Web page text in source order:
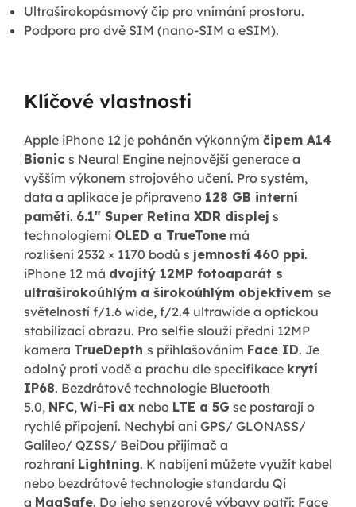
Ultraširokopásmový čip pro vnímání prostoru.
Podpora pro dvě SIM (nano-SIM a eSIM).
Klíčové vlastnosti
Apple iPhone 12 je poháněn výkonným čipem A14
Bionic s Neural Engine nejnovější generace a
vyšším výkonem strojového učení. Pro systém,
data a aplikace je připraveno 128 GB interní
paměti. 6.1" Super Retina XDR displej s
technologiemi OLED a TrueTone má
rozlišení 2532 × 1170 bodů s jemností 460 ppi.
iPhone 12 má dvojitý 12MP fotoaparát s
ultraširokoúhlým a širokoúhlým objektivem se
světelností f/1.6 wide, f/2.4 ultrawide a optickou
stabilizací obrazu. Pro selfie slouží přední 12MP
kamera TrueDepth s přihlašováním Face ID. Je
odolný proti vodě a prachu dle specifikace krytí
IP68. Bezdrátové technologie Bluetooth
5.0, NFC, Wi-Fi ax nebo LTE a 5G se postarají o
rychlé připojení. Nechybí ani GPS/ GLONASS/
Galileo/ QZSS/ BeiDou přijímač a
rozhraní Lightning. K nabíjení můžete využít kabel
nebo bezdrátové technologie standardu Qi
a MagSafe. Do jeho senzorové výbavy patří: Face